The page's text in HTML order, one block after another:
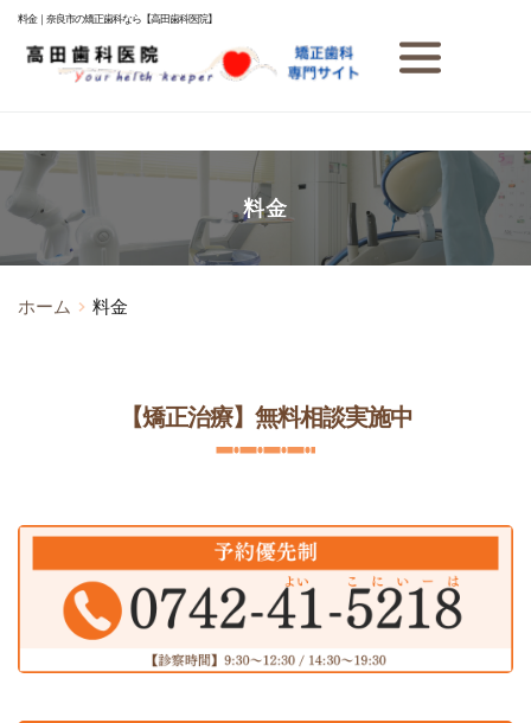
料金｜奈良市の矯正歯科なら【高田歯科医院】
料金
ホーム 料金
【矯正治療】無料相談実施中